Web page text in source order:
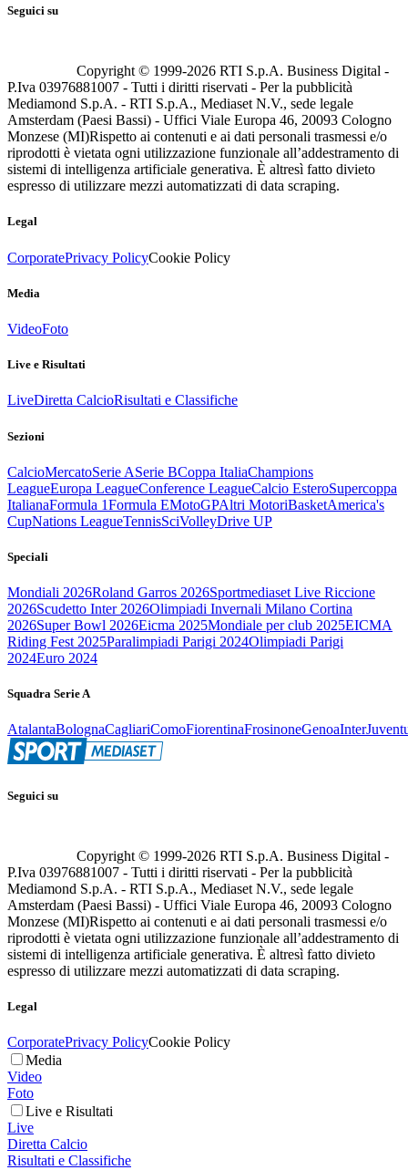
Seguici su
Copyright © 1999-2026 RTI S.p.A. Business Digital -
P.Iva 03976881007 - Tutti i diritti riservati - Per la pubblicità
Mediamond S.p.A. - RTI S.p.A., Mediaset N.V., sede legale
Amsterdam (Paesi Bassi) - Uffici Viale Europa 46, 20093 Cologno
Monzese (MI)Rispetto ai contenuti e ai dati personali trasmessi e/o
riprodotti è vietata ogni utilizzazione funzionale all’addestramento di
sistemi di intelligenza artificiale generativa. È altresì fatto divieto
espresso di utilizzare mezzi automatizzati di data scraping.
Legal
CorporatePrivacy PolicyCookie Policy
Media
VideoFoto
Live e Risultati
LiveDiretta CalcioRisultati e Classifiche
Sezioni
CalcioMercatoSerie ASerie BCoppa ItaliaChampions
LeagueEuropa LeagueConference LeagueCalcio EsteroSupercoppa
ItalianaFormula 1Formula EMotoGPAltri MotoriBasketAmerica's
CupNations LeagueTennisSciVolleyDrive UP
Speciali
Mondiali 2026Roland Garros 2026Sportmediaset Live Riccione
2026Scudetto Inter 2026Olimpiadi Invernali Milano Cortina
2026Super Bowl 2026Eicma 2025Mondiale per club 2025EICMA
Riding Fest 2025Paralimpiadi Parigi 2024Olimpiadi Parigi
2024Euro 2024
Squadra Serie A
AtalantaBolognaCagliariComoFiorentinaFrosinoneGenoaInter
Seguici su
Copyright © 1999-2026 RTI S.p.A. Business Digital -
P.Iva 03976881007 - Tutti i diritti riservati - Per la pubblicità
Mediamond S.p.A. - RTI S.p.A., Mediaset N.V., sede legale
Amsterdam (Paesi Bassi) - Uffici Viale Europa 46, 20093 Cologno
Monzese (MI)Rispetto ai contenuti e ai dati personali trasmessi e/o
riprodotti è vietata ogni utilizzazione funzionale all’addestramento di
sistemi di intelligenza artificiale generativa. È altresì fatto divieto
espresso di utilizzare mezzi automatizzati di data scraping.
Legal
CorporatePrivacy PolicyCookie Policy
Media
Video
Foto
Live e Risultati
Live
Diretta Calcio
Risultati e Classifiche